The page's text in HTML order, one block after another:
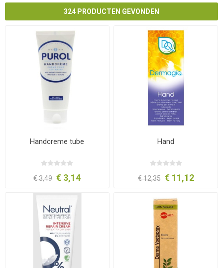
324 PRODUCTEN GEVONDEN
Handcreme tube
€ 3,49 € 3,14
Hand
€ 12,35 € 11,12